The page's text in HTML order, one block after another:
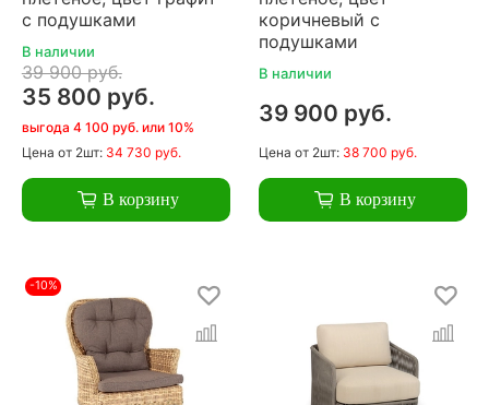
с подушками
В наличии
39 900 руб.
35 800 руб.
выгода 4 100 руб. или 10%
Цена от 2шт: 34 730 руб.
В корзину
коричневый с
подушками
В наличии
39 900 руб.
Цена от 2шт: 38 700 руб.
В корзину
-10%